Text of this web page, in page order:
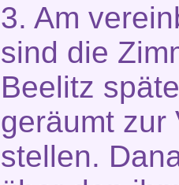
3. Am
sind die
Beelitz
geräumt zur
stellen.